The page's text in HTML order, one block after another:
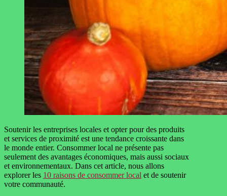
Soutenir les entreprises locales et opter pour des produits
et services de proximité est une tendance croissante dans
le monde entier. Consommer local ne présente pas
seulement des avantages économiques, mais aussi sociaux
et environnementaux. Dans cet article, nous allons
explorer les 10 raisons de consommer local et de soutenir
votre communauté.